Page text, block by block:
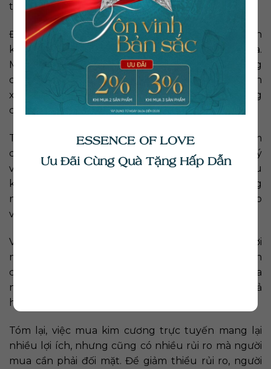
tiêu dùng khó có thể lường trước
Đầu tiên là rủi ro về chất lượng sản phẩm khi bạn
không được xem sản phẩm trực tiếp trước khi mua.
Một số đơn vị bán hàng trực tuyến có thể sử dụng
các hình ảnh hoặc mô tả sản phẩm không chính
xác, dẫn đến việc mua phải sản phẩm không đúng
chất lượng.
Tiếp theo là rủi ro về giá cả. Mua trang sức kim
cương trực tuyến đôi khi khó đảm bảo giá cả hợp lý
và so sánh giá với các nhà cung cấp khác. Nếu
không tìm được cửa hàng uy tín và có tiếng trong
ngành, bạn có thể mua sản phẩm với giá cao hơn so
với giá trị thực.
Việc mua trang sức kim cương online đòi hỏi người
mua phải tìm kiếm nhà cung cấp uy tín và đáng tin
cậy. Nếu không đảm bảo được sự đáng tin cậy của
nhà bán hàng, bạn có thể mua phải sản phẩm giả
hoặc sản phẩm không đúng chất lượng.
Tóm lại, việc mua kim cương trực tuyến mang lại
nhiều lợi ích, nhưng cũng có nhiều rủi ro mà người
mua cần phải đối mặt. Để giảm thiểu rủi ro, người
ESSENCE OF LOVE
Ưu Đãi Cùng Quà Tặng Hấp Dẫn